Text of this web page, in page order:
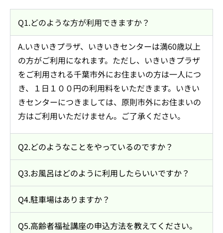
Q1.どのような方が利用できますか？
A.いきいきプラザ、いきいきセンターは満60歳以上
の方がご利用になれます。ただし、いきいきプラザ
をご利用される千葉市外にお住まいの方は一人につ
き、１日１００円の利用料をいただきます。いきい
きセンターにつきましては、原則市外にお住まいの
方はご利用いただけません。ご了承ください。
Q2.どのようなことをやっているのですか？
Q3.お風呂はどのように利用したらいいですか？
Q4.駐車場はありますか？
Q5.高齢者福祉講座の申込方法を教えてください。